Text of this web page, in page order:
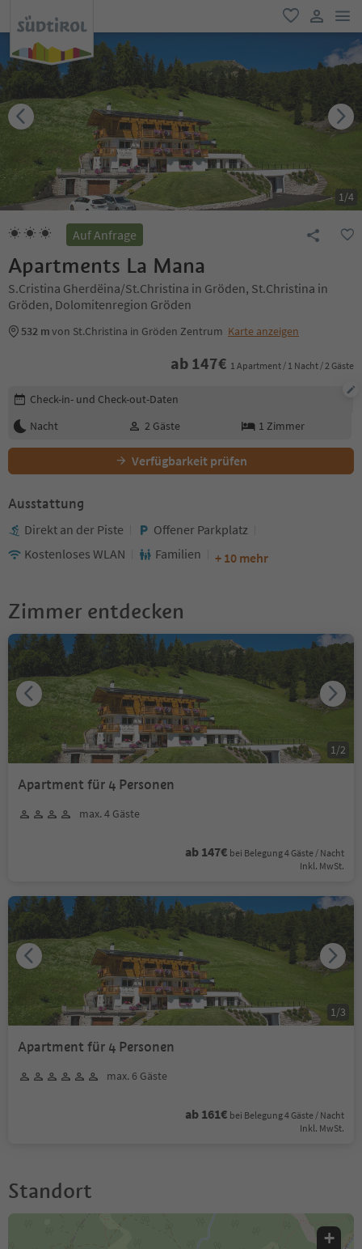
favorit
user link
1/4
Auf Anfrage
Apartments La Mana
S.Cristina Gherdëina/St.Christina in Gröden, St.Christina in
Gröden, Dolomitenregion Gröden
532 mvon St.Christina in Gröden Zentrum Karte anzeigen
ab 147€ 1 Apartment / 1 Nacht / 2 Gäste
Buchungsdetails bearbeiten
Check-in- und Check-out-Daten
Nacht
2 Gäste 1 Zimmer
Verfügbarkeit prüfen
Ausstattung
Direkt an der Piste
Offener Parkplatz
Kostenloses WLAN
Familien + 10 mehr
Zimmer entdecken
Apartment für 4 Personen
max. 4 Gäste
ab 147€ bei Belegung 4 Gäste / Nacht
Inkl. MwSt.
1/2
Apartment für 4 Personen
max. 6 Gäste
ab 161€ bei Belegung 4 Gäste / Nacht
Inkl. MwSt.
1/3
Standort
+